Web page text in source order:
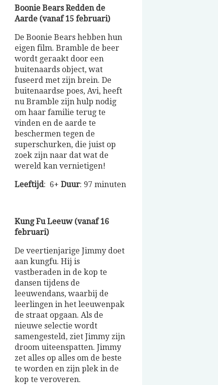
Boonie Bears Redden de
Aarde (vanaf 15 februari)
De Boonie Bears hebben hun
eigen film. Bramble de beer
wordt geraakt door een
buitenaards object, wat
fuseerd met zijn brein. De
buitenaardse poes, Avi, heeft
nu Bramble zijn hulp nodig
om haar familie terug te
vinden en de aarde te
beschermen tegen de
superschurken, die juist op
zoek zijn naar dat wat de
wereld kan vernietigen!
Leeftijd: 6+ Duur: 97 minuten
Kung Fu Leeuw (vanaf 16
februari)
De veertienjarige Jimmy doet
aan kungfu. Hij is
vastberaden in de kop te
dansen tijdens de
leeuwendans, waarbij de
leerlingen in het leeuwenpak
de straat opgaan. Als de
nieuwe selectie wordt
samengesteld, ziet Jimmy zijn
droom uiteenspatten. Jimmy
zet alles op alles om de beste
te worden en zijn plek in de
kop te veroveren.